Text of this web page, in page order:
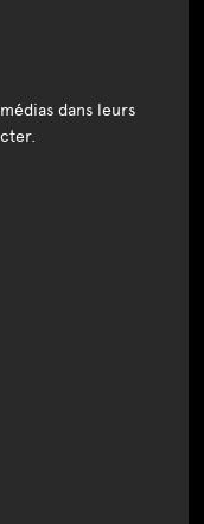
dans leurs